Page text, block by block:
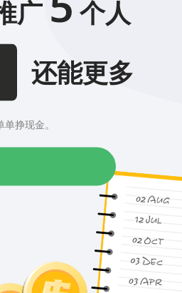
广
个人
还能更多
挣现金。